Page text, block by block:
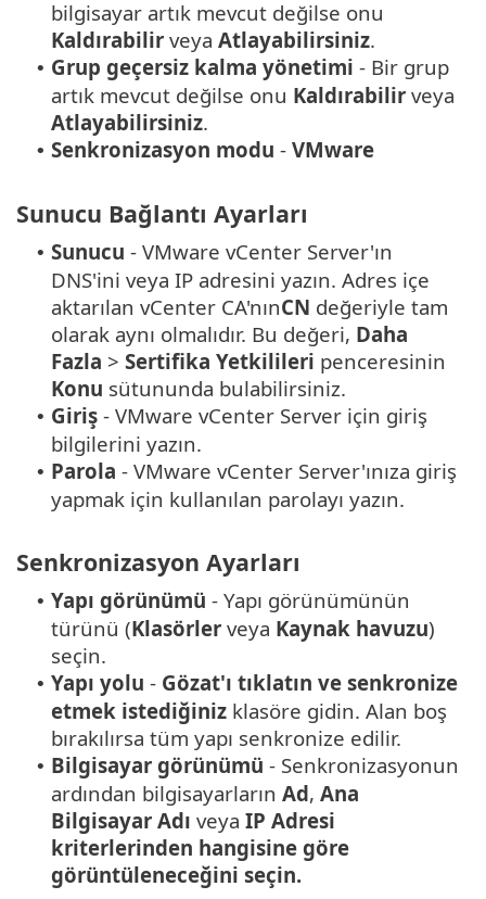
bilgisayar artık mevcut değilse onu
Kaldırabilir veya Atlayabilirsiniz.
• Grup geçersiz kalma yönetimi - Bir grup
artık mevcut değilse onu Kaldırabilir veya
Atlayabilirsiniz.
• Senkronizasyon modu - VMware
Sunucu Bağlantı Ayarları
• Sunucu - VMware vCenter Server'ın
DNS'ini veya IP adresini yazın. Adres içe
aktarılan vCenter CA'nınCN değeriyle tam
olarak aynı olmalıdır. Bu değeri, Daha
Fazla > Sertifika Yetkilileri penceresinin
Konu sütununda bulabilirsiniz.
• Giriş - VMware vCenter Server için giriş
bilgilerini yazın.
• Parola - VMware vCenter Server'ınıza giriş
yapmak için kullanılan parolayı yazın.
Senkronizasyon Ayarları
• Yapı görünümü - Yapı görünümünün
türünü (Klasörler veya Kaynak havuzu)
seçin.
• Yapı yolu - Gözat'ı tıklatın ve senkronize
etmek istediğiniz klasöre gidin. Alan boş
bırakılırsa tüm yapı senkronize edilir.
• Bilgisayar görünümü - Senkronizasyonun
ardından bilgisayarların Ad, Ana
Bilgisayar Adı veya IP Adresi
kriterlerinden hangisine göre
görüntüleneceğini seçin.